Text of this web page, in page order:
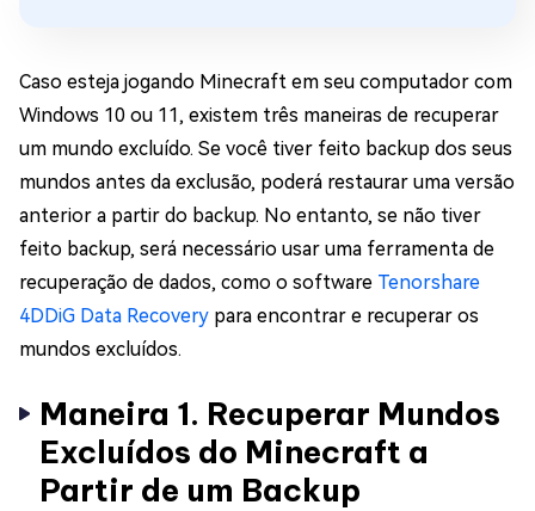
Caso esteja jogando Minecraft em seu computador com
Windows 10 ou 11, existem três maneiras de recuperar
um mundo excluído. Se você tiver feito backup dos seus
mundos antes da exclusão, poderá restaurar uma versão
anterior a partir do backup. No entanto, se não tiver
feito backup, será necessário usar uma ferramenta de
recuperação de dados, como o software Tenorshare
4DDiG Data Recovery para encontrar e recuperar os
mundos excluídos.
Maneira 1. Recuperar Mundos
Excluídos do Minecraft a
Partir de um Backup